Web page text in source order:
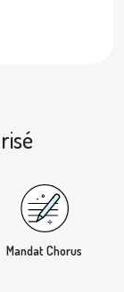
Mandat Chorus